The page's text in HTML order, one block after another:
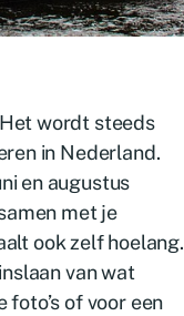
wordt steeds
in Nederland.
en augustus
met je
ook zelf hoelang.
van wat
of voor een